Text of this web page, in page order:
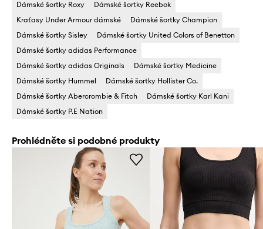
Dámské šortky Roxy
Dámské šortky Reebok
Kraťasy Under Armour dámské
Dámské šortky Champion
Dámské šortky Sisley
Dámské šortky United Colors of Benetton
Dámské šortky adidas Performance
Dámské šortky adidas Originals
Dámské šortky Medicine
Dámské šortky Hummel
Dámské šortky Hollister Co.
Dámské šortky Abercrombie & Fitch
Dámské šortky Karl Kani
Dámské šortky P.E Nation
Prohlédněte si podobné produkty